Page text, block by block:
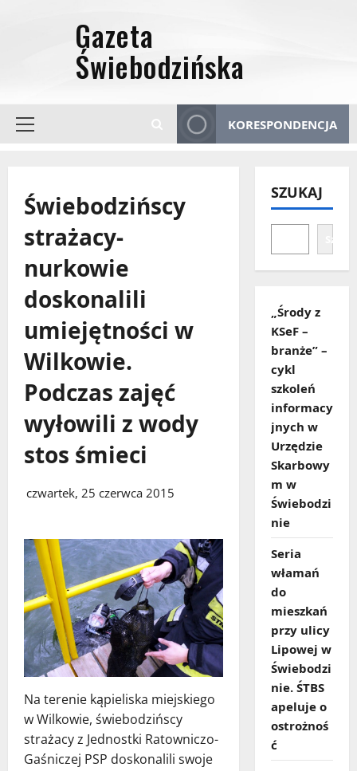
Menu
KORESPONDENCJA
Świebodzińscy
strażacy-
nurkowie
doskonalili
umiejętności w
Wilkowie.
Podczas zajęć
wyłowili z wody
stos śmieci
czwartek, 25 czerwca 2015
Na terenie kąpieliska miejskiego
w Wilkowie, świebodzińscy
strażacy z Jednostki Ratowniczo-
Gaśniczej PSP doskonalili swoje
SZUKAJ
„Środy z
KSeF –
branże” –
cykl
szkoleń
informacy
jnych w
Urzędzie
Skarbowy
m w
Świebodzi
nie
Seria
włamań
do
mieszkań
przy ulicy
Lipowej w
Świebodzi
nie. ŚTBS
apeluje o
ostrożnoś
ć